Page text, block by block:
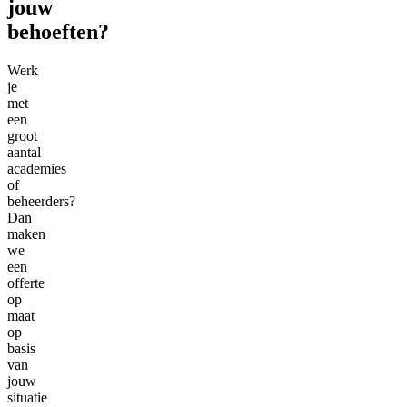
jouw
behoeften?
Werk
je
met
een
groot
aantal
academies
of
beheerders?
Dan
maken
we
een
offerte
op
maat
op
basis
van
jouw
situatie